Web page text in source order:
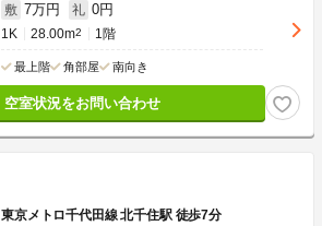
敷 7万円 礼 0円
1K 28.00m2 1階
最上階 角部屋 南向き
空室状況をお問い合わせ
東京メトロ千代田線 北千住駅 徒歩7分